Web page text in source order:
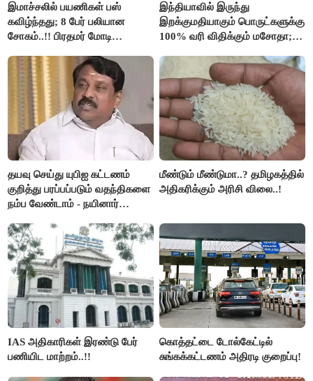
இமாச்சலில் பயணிகள் பஸ்
கவிழ்ந்தது; 8 பேர் பலியான
சோகம்..!! பிரதமர் மோடி
இந்தியாவில் இருந்து
இறக்குமதியாகும் பொருட்களுக்கு
100% வரி விதிக்கும் மசோதா;
தயவு செய்து யுபிஐ கட்டணம்
குறித்து பரப்பப்படும் வதந்திகளை
நம்ப வேண்டாம் - நயினார்
மீண்டும் மீண்டுமா..? தமிழகத்தில்
அதிகரிக்கும் அரிசி விலை..!
IAS அதிகாரிகள் இரண்டு பேர்
பணியிட மாற்றம்..!!
கொத்தட்டை டோல்கேட்டில்
சுங்கக்கட்டணம் அதிரடி குறைப்பு!